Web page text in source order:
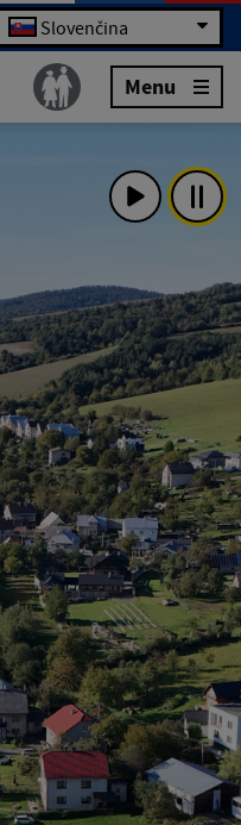
Slovenčina
Menu